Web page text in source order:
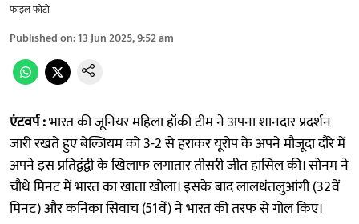
फाइल फोटो
Published on:13 Jun 2025, 9:52 am
एंटवर्प :भारत की जूनियर महिला हॉकी टीम ने अपना शानदार प्रदर्शन
जारी रखते हुए बेल्जियम को 3-2 से हराकर यूरोप के अपने मौजूदा दौरे में
अपने इस प्रतिद्वंद्वी के खिलाफ लगातार तीसरी जीत हासिल की। सोनम ने
चौथे मिनट में भारत का खाता खोला। इसके बाद लालथंतलुआंगी (32वें
मिनट) और कनिका सिवाच (51वेंं) ने भारत की तरफ से गोल किए।